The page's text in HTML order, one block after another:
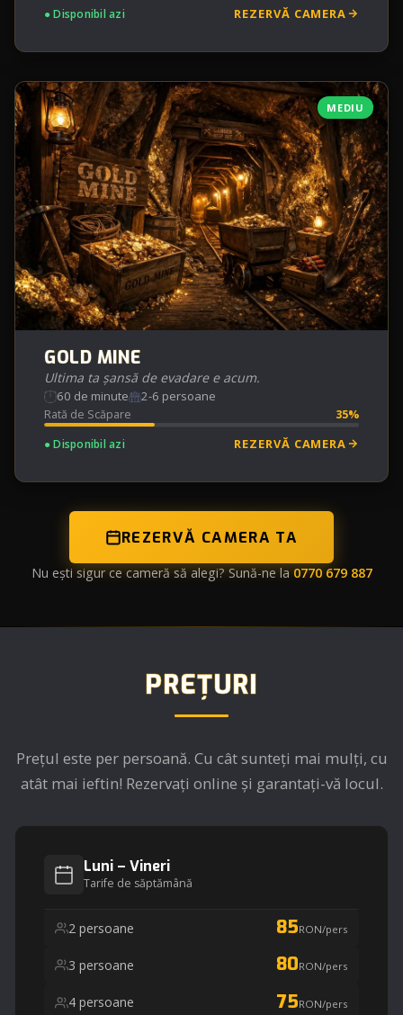
● Disponibil azi
REZERVĂ CAMERA
MEDIU
GOLD MINE
Ultima ta șansă de evadare e acum.
60 de minute 2-6 persoane
Rată de Scăpare
35%
● Disponibil azi
REZERVĂ CAMERA
REZERVĂ CAMERA TA
Nu ești sigur ce cameră să alegi? Sună-ne la0770 679 887
PREȚURI
Prețul este per persoană. Cu cât sunteți mai mulți, cu
atât mai ieftin! Rezervați online și garantați-vă locul.
Luni – Vineri
Tarife de săptămână
2 persoane 85RON/pers
3 persoane 80RON/pers
4 persoane 75RON/pers